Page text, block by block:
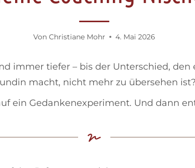
Von Christiane Mohr 4. Mai 2026
immer tiefer – bis der Unterschied, den
macht, nicht mehr zu übersehen ist?
ein Gedankenexperiment. Und dann